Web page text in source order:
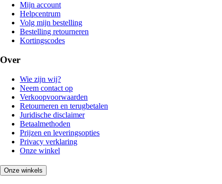
Mijn account
Helpcentrum
Volg mijn bestelling
Bestelling retourneren
Kortingscodes
Over
Wie zijn wij?
Neem contact op
Verkoopvoorwaarden
Retourneren en terugbetalen
Juridische disclaimer
Betaalmethoden
Prijzen en leveringsopties
Privacy verklaring
Onze winkel
Onze winkels